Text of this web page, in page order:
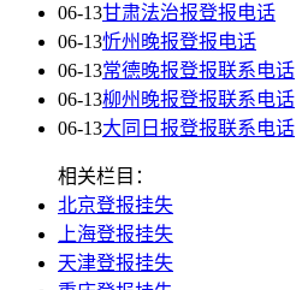
06-13甘肃法治报登报电话
06-13忻州晚报登报电话
06-13常德晚报登报联系电话
06-13柳州晚报登报联系电话
06-13大同日报登报联系电话
相关栏目：
北京登报挂失
上海登报挂失
天津登报挂失